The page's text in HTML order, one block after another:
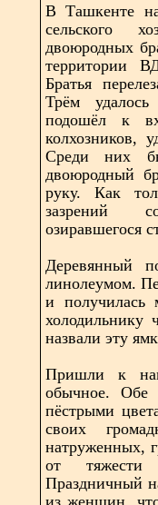
В Ташкенте
сельского
двоюродных
территории
Братья
Трём
подошёл к
колхозников,
Среди них
двоюродный
руку. Как
зазрений
озиравшегося
Деревянный
линолеумом.
и получилась
холодильнику
назвали эту
Пришли к
обычное. Обе
пёстрыми
своих
натруженных,
от тяжести
Праздничный
из женщин,